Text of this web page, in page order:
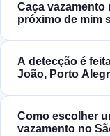
Caça vazamento
próximo de mim
A detecção é
João, Porto
Como escolher
vazamento no